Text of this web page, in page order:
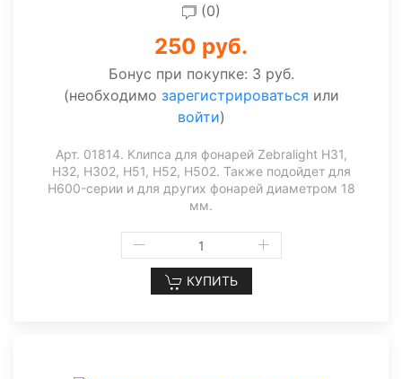
(0)
250 руб.
Бонус при покупке: 3 руб.
(необходимо зарегистрироваться или
войти)
Арт. 01814. Клипса для фонарей Zebralight H31,
H32, H302, H51, H52, H502. Также подойдет для
H600-серии и для других фонарей диаметром 18
мм.
КУПИТЬ